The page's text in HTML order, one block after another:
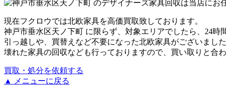
現在フクロウでは北欧家具を高価買取致しております。
神戸市垂水区天ノ下町 に限らず、対象エリアでしたら、24時
引っ越しや、買替えなど不要になった北欧家具がございまし
壊れた家具の回収なども行っておりますので、買い取りと合
買取・処分を依頼する
▲ メニューに戻る